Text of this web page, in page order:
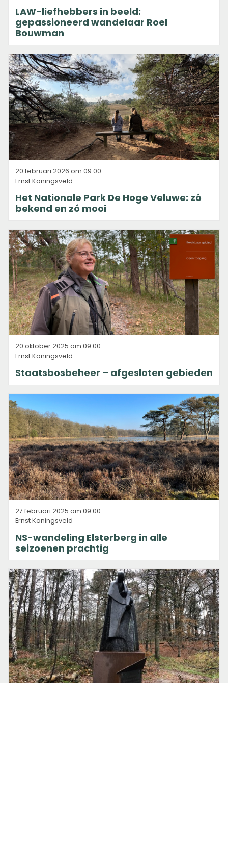
LAW-liefhebbers in beeld:
gepassioneerd wandelaar Roel
Bouwman
20 februari 2026 om 09:00
Ernst Koningsveld
Het Nationale Park De Hoge Veluwe: zó
bekend en zó mooi
20 oktober 2025 om 09:00
Ernst Koningsveld
Staatsbosbeheer – afgesloten gebieden
27 februari 2025 om 09:00
Ernst Koningsveld
NS-wandeling Elsterberg in alle
seizoenen prachtig